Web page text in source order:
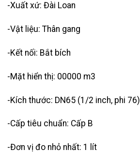
-Xuất xứ: Đài Loan
-Vật liệu: Thân gang
-Kết nối: Bắt bích
-Mặt hiển thị: 00000 m3
-Kích thước: DN65 (1/2 inch, phi 76)
-Cấp tiêu chuẩn: Cấp B
-Đơn vị đo nhỏ nhất: 1 lít